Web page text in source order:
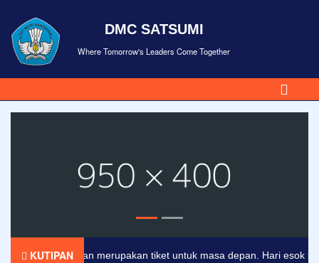
DMC SATSUMI
Where Tomorrow's Leaders Come Together
KUTIPAN
Pendidikan merupakan tiket untuk masa depan. Hari esok